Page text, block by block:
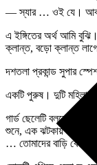
— স্যার … ওই যে।
এ ইঙ্গিতের অর্থ আমি
ক্লান্ত, বড়ো ক্লান্ত
দশতলা প্রকান্ড সুপার
একটি পুরুষ। দুটি
গার্ড ছেলেটি বললো–”
শুনে, এক ঝটকায় মাথার
… তোমাদের বাড়ি